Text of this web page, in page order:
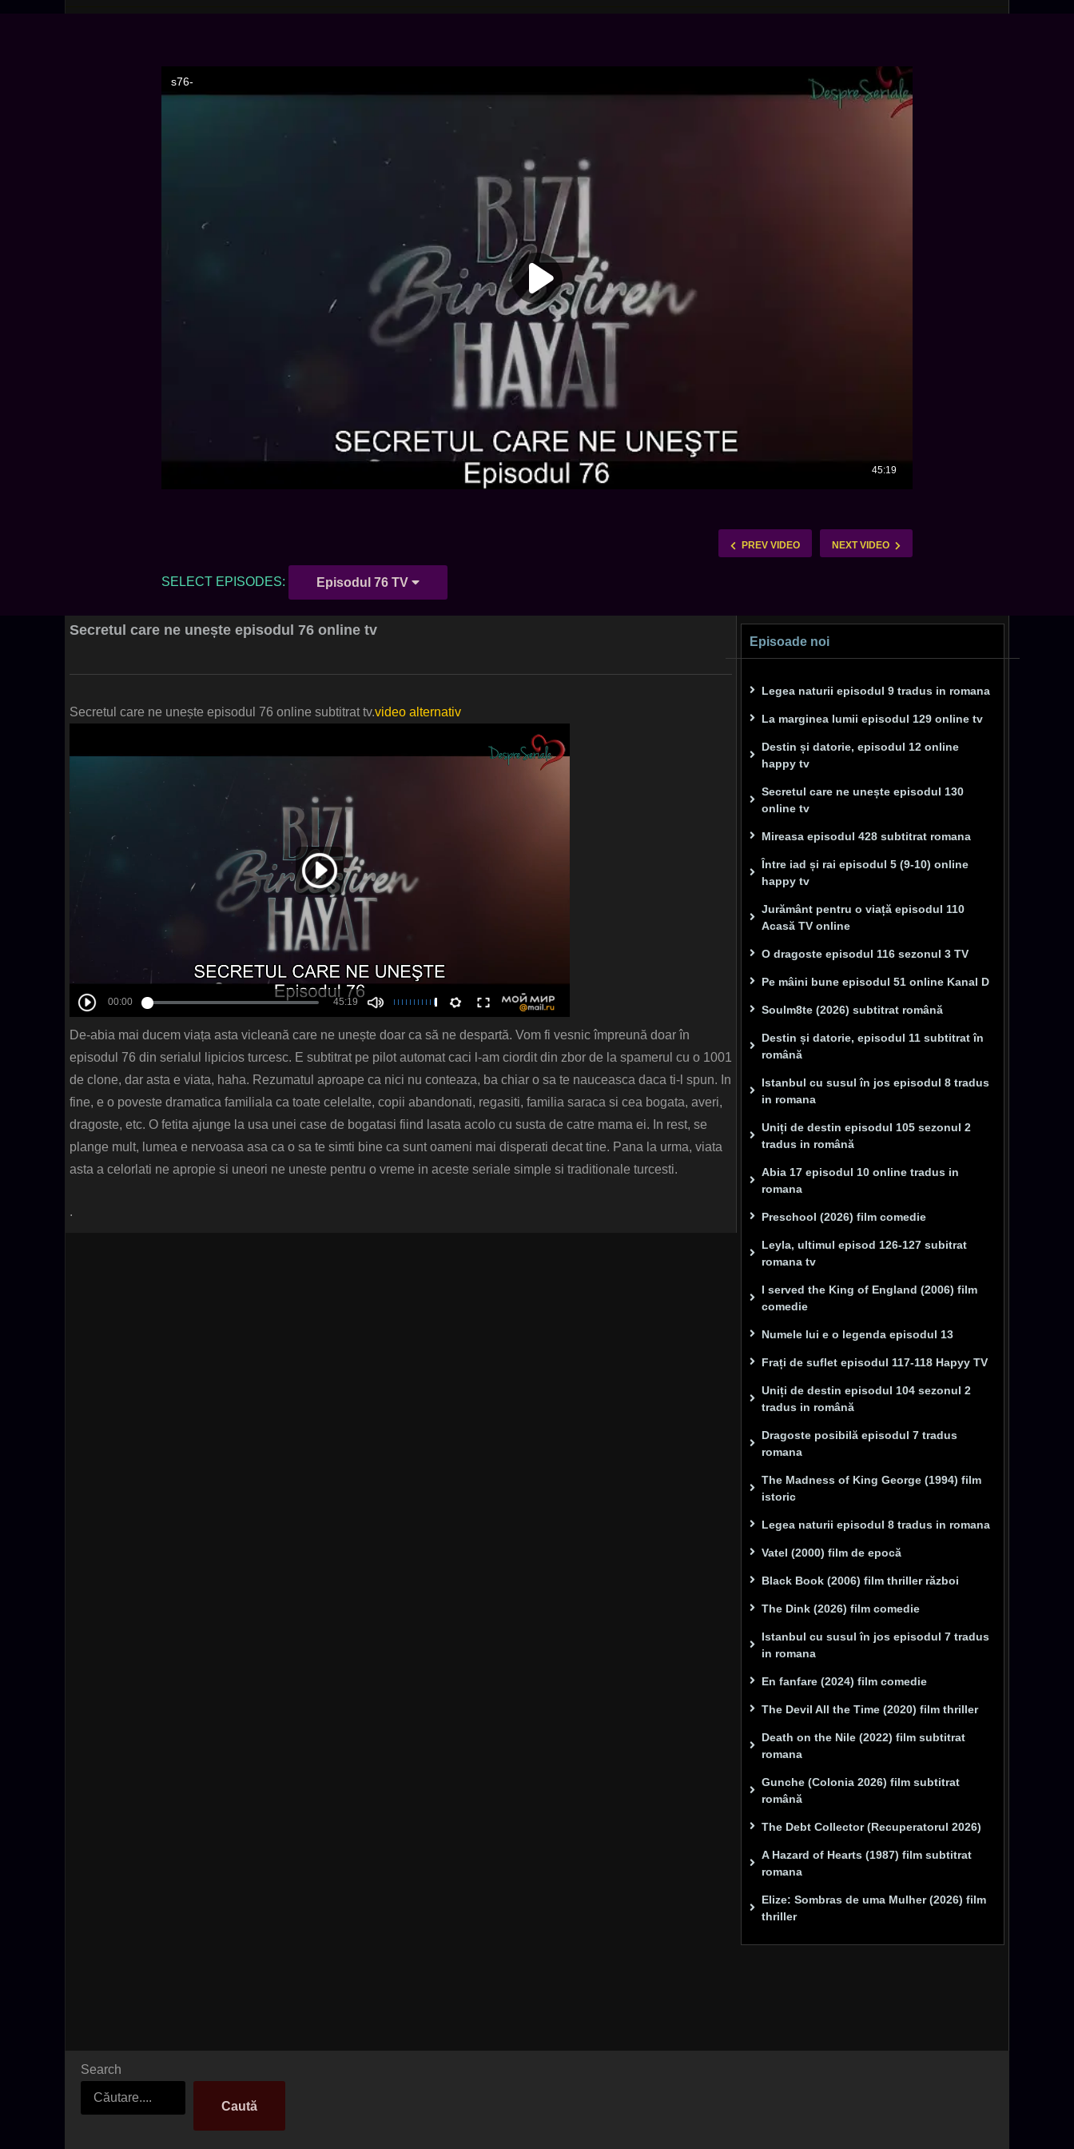
PREV VIDEO NEXT VIDEO
SELECT EPISODES: Episodul 76 TV
Secretul care ne unește episodul 76 online tv
Secretul care ne unește episodul 76 online subtitrat tv.video alternativ
De-abia mai ducem viața asta vicleană care ne unește doar ca să ne despartă. Vom fi vesnic împreună doar în
episodul 76 din serialul lipicios turcesc. E subtitrat pe pilot automat caci l-am ciordit din zbor de la spamerul cu o 1001
de clone, dar asta e viata, haha. Rezumatul aproape ca nici nu conteaza, ba chiar o sa te nauceasca daca ti-l spun. In
fine, e o poveste dramatica familiala ca toate celelalte, copii abandonati, regasiti, familia saraca si cea bogata, averi,
dragoste, etc. O fetita ajunge la usa unei case de bogatasi fiind lasata acolo cu susta de catre mama ei. In rest, se
plange mult, lumea e nervoasa asa ca o sa te simti bine ca sunt oameni mai disperati decat tine. Pana la urma, viata
asta a celorlati ne apropie si uneori ne uneste pentru o vreme in aceste seriale simple si traditionale turcesti.
.
Episoade noi
Legea naturii episodul 9 tradus in romana
La marginea lumii episodul 129 online tv
Destin și datorie, episodul 12 online
happy tv
Secretul care ne unește episodul 130
online tv
Mireasa episodul 428 subtitrat romana
Între iad și rai episodul 5 (9-10) online
happy tv
Jurământ pentru o viață episodul 110
Acasă TV online
O dragoste episodul 116 sezonul 3 TV
Pe mâini bune episodul 51 online Kanal D
Soulm8te (2026) subtitrat română
Destin și datorie, episodul 11 subtitrat în
română
Istanbul cu susul în jos episodul 8 tradus
in romana
Uniți de destin episodul 105 sezonul 2
tradus in română
Abia 17 episodul 10 online tradus in
romana
Preschool (2026) film comedie
Leyla, ultimul episod 126-127 subitrat
romana tv
I served the King of England (2006) film
comedie
Numele lui e o legenda episodul 13
Frați de suflet episodul 117-118 Hapyy TV
Uniți de destin episodul 104 sezonul 2
tradus in română
Dragoste posibilă episodul 7 tradus
romana
The Madness of King George (1994) film
istoric
Legea naturii episodul 8 tradus in romana
Vatel (2000) film de epocă
Black Book (2006) film thriller război
The Dink (2026) film comedie
Istanbul cu susul în jos episodul 7 tradus
in romana
En fanfare (2024) film comedie
The Devil All the Time (2020) film thriller
Death on the Nile (2022) film subtitrat
romana
Gunche (Colonia 2026) film subtitrat
română
The Debt Collector (Recuperatorul 2026)
A Hazard of Hearts (1987) film subtitrat
romana
Elize: Sombras de uma Mulher (2026) film
thriller
Search
Caută